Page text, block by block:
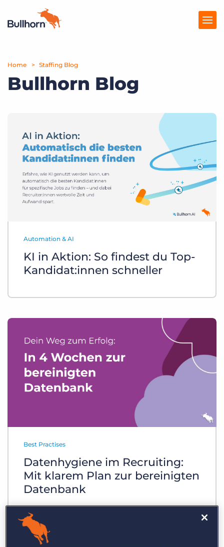
Produkte
Preise
Marktplatz
Unternehmen
Home Staffing Blog
Bullhorn Blog
Automation & AI
KI in Aktion: So findest du Top-
Kandidat:innen schneller
Best Practises
Datenhygiene im Recruiting:
Mit klarem Plan zur bereinigten
Datenbank
Die Betreffzeile Ihrer E-Mail an
Bewerbende vermittelt einen
entscheidenden ersten Eindruck. Lesen